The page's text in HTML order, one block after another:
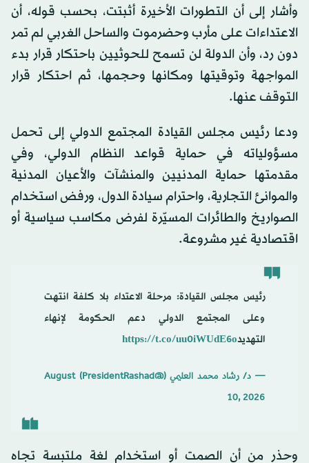
وأشار إلى أن التطورات الأخيرة أثبتت، بحسب قوله، أن
الاعتداءات على مأرب وحضرموت والساحل الغربي لم تمر
دون رد، وأن الدولة لن تسمح للحوثيين باحتكار قرار بدء
المواجهة وتوقيتها ومكانها وحجمها، ثم احتكار قرار
التوقف عنها.
ودعا رئيس مجلس القيادة المجتمع الدولي إلى تحمل
مسؤولياته في حماية قواعد النظام الدولي، وفي
مقدمتها حماية المدنيين والمنشآت والأعيان المدنية
والموانئ التجارية، واحترام سيادة الدول، ورفض استخدام
الصواريخ والطائرات المسيّرة لفرض مكاسب سياسية أو
اقتصادية غير مشروعة.
رئيس مجلس القيادة: مرحلة الاعتداء بلا كلفة انتهت
وعلى المجتمع الدولي دعم الحكومة لإنهاء
التهديدhttps://t.co/uu0iWUdE6o
— د/ رشاد محمد العليمي (@PresidentRashad) August
10, 2026
وحذر من أن الصمت أو استخدام لغة ملتبسة تجاه